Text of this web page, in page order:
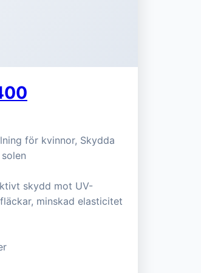
för kvinnor, Skydda
skydd mot UV-
minskad elasticitet